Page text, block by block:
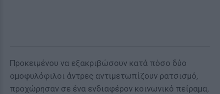
Προκειμένου να εξακριβώσουν κατά πόσο δύο
ομοφυλόφιλοι άντρες αντιμετωπίζουν ρατσισμό,
προχώρησαν σε ένα ενδιαφέρον κοινωνικό πείραμα,